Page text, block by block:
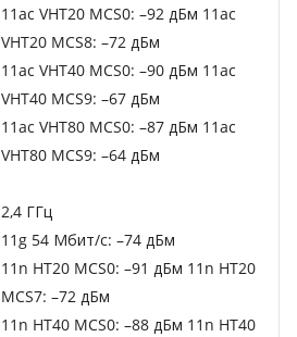
11ac VHT20 MCS0: –92 дБм 11ac
VHT20 MCS8: –72 дБм
11ac VHT40 MCS0: –90 дБм 11ac
VHT40 MCS9: –67 дБм
11ac VHT80 MCS0: –87 дБм 11ac
VHT80 MCS9: –64 дБм
2,4 ГГц
11g 54 Мбит/с: –74 дБм
11n HT20 MCS0: –91 дБм 11n HT20
MCS7: –72 дБм
11n HT40 MCS0: –88 дБм 11n HT40